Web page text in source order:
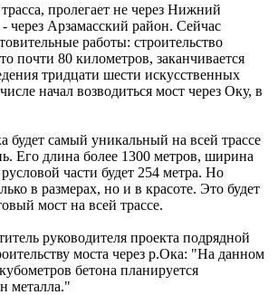
пролегает не через Нижний
через Арзамасский район. Сейчас
работы: строительство
почти 80 километров, заканчивается
тридцати шести искусственных
начал возводиться мост через Оку, в
будет самый уникальный на всей трассе
Его длина более 1300 метров, ширина
части будет 254 метра. Но
в размерах, но и в красоте. Это будет
мост на всей трассе.
руководителя проекта подрядной
моста через р.Ока: "На данном
бетона планируется
металла."